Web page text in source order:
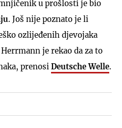
u prošlosti je bio
. Još nije poznato je li
ozlijeđenih djevojaka
je rekao da za to
prenosi Deutsche Welle.